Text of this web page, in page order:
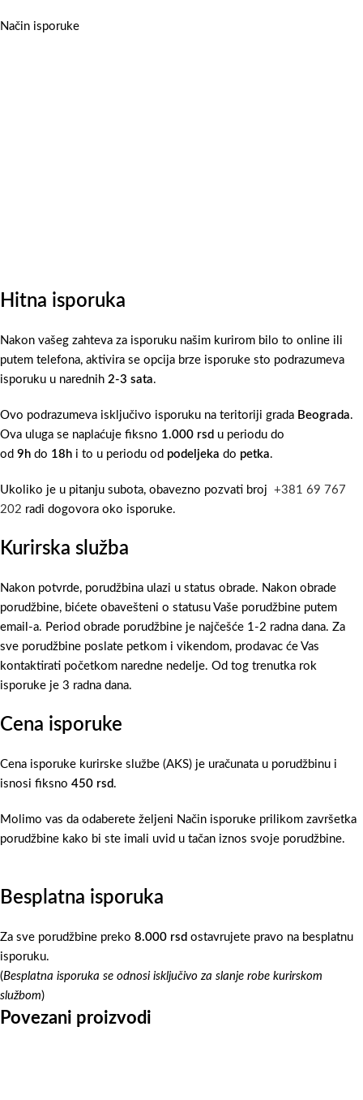
Način isporuke
Hitna isporuka
Nakon vašeg zahteva za isporuku našim kurirom bilo to online ili
putem telefona, aktivira se opcija brze isporuke sto podrazumeva
isporuku u narednih 2-3 sata.
Ovo podrazumeva isključivo isporuku na teritoriji grada Beograda.
Ova uluga se naplaćuje fiksno 1.000 rsd u periodu do
od 9h do 18h i to u periodu od podeljeka do petka.
Ukoliko je u pitanju subota, obavezno pozvati broj +381 69 767
202 radi dogovora oko isporuke.
Kurirska služba
Nakon potvrde, porudžbina ulazi u status obrade. Nakon obrade
porudžbine, bićete obavešteni o statusu Vaše porudžbine putem
email-a. Period obrade porudžbine je najčešće 1-2 radna dana. Za
sve porudžbine poslate petkom i vikendom, prodavac će Vas
kontaktirati početkom naredne nedelje. Od tog trenutka rok
isporuke je 3 radna dana.
Cena isporuke
Cena isporuke kurirske službe (AKS) je uračunata u porudžbinu i
isnosi fiksno 450 rsd .
Molimo vas da odaberete željeni Način isporuke prilikom završetka
porudžbine kako bi ste imali uvid u tačan iznos svoje porudžbine.
Besplatna isporuka
Za sve porudžbine preko 8.000 rsd ostavrujete pravo na besplatnu
isporuku.
(Besplatna isporuka se odnosi isključivo za slanje robe kurirskom
službom)
Povezani proizvodi